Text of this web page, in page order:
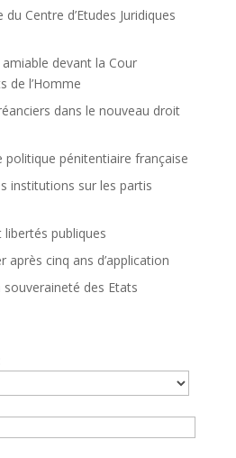
du Centre d’Etudes Juridiques
amiable devant la Cour
de l’Homme
dans le nouveau droit
politique pénitentiaire française
institutions sur les partis
libertés publiques
après cinq ans d’application
souveraineté des Etats